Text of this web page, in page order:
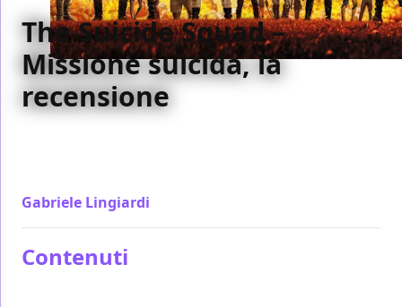
The Suicide Squad –
Missione suicida, la
recensione
Gabriele Lingiardi
Contenuti